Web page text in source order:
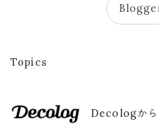
Topics
Decologから